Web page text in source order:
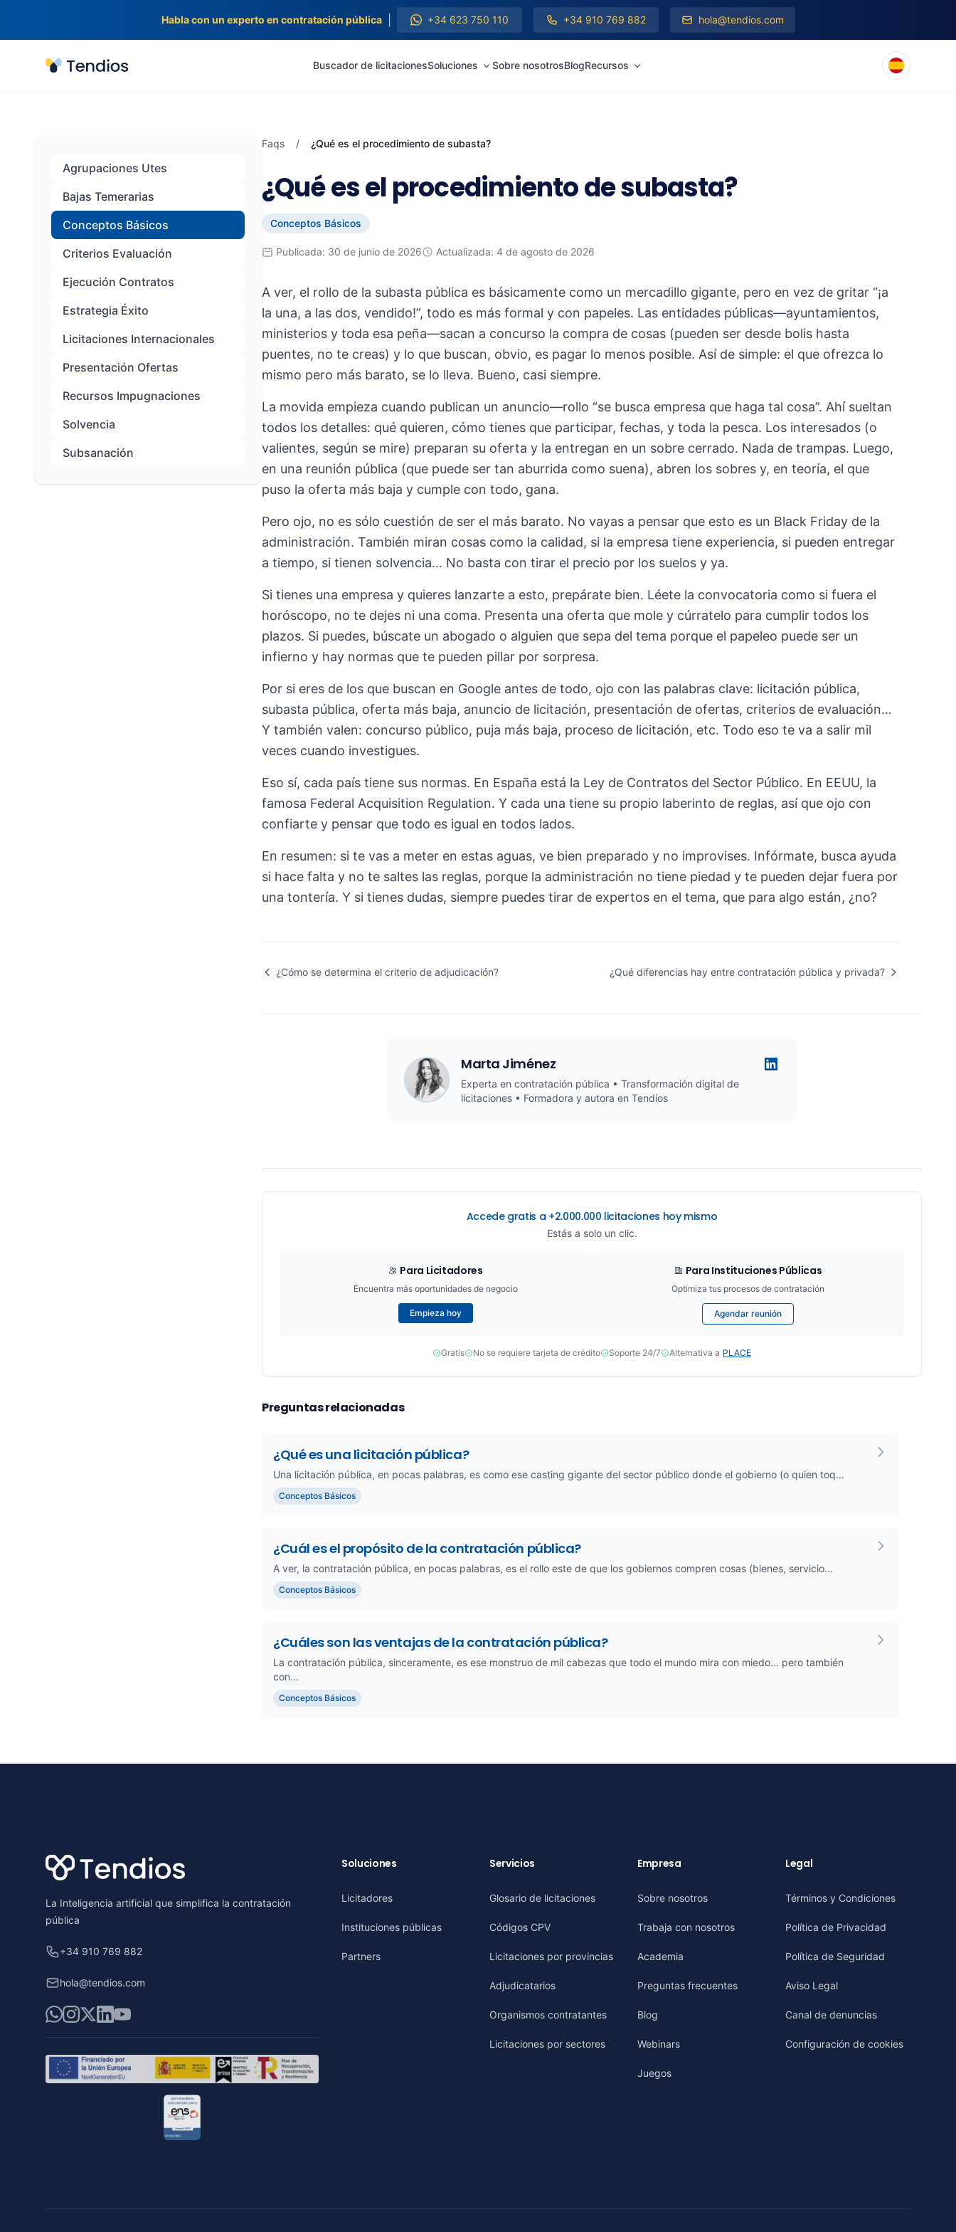
Habla con un experto en contratación pública +34 623 750 110 +34 910 769 882 hola@tendios.com
Tendios Buscador de licitacionesSoluciones Sobre nosotrosBlogRecursos
Agrupaciones Utes
Bajas Temerarias
Conceptos Básicos
Criterios Evaluación
Ejecución Contratos
Estrategia Éxito
Licitaciones Internacionales
Presentación Ofertas
Recursos Impugnaciones
Solvencia
Subsanación
Faqs / ¿Qué es el procedimiento de subasta?
¿Qué es el procedimiento de subasta?
Conceptos Básicos
Publicada: 30 de junio de 2026 Actualizada: 4 de agosto de 2026
A ver, el rollo de la subasta pública es básicamente como un mercadillo gigante, pero en vez de gritar “¡a
la una, a las dos, vendido!”, todo es más formal y con papeles. Las entidades públicas—ayuntamientos,
ministerios y toda esa peña—sacan a concurso la compra de cosas (pueden ser desde bolis hasta
puentes, no te creas) y lo que buscan, obvio, es pagar lo menos posible. Así de simple: el que ofrezca lo
mismo pero más barato, se lo lleva. Bueno, casi siempre.
La movida empieza cuando publican un anuncio—rollo “se busca empresa que haga tal cosa”. Ahí sueltan
todos los detalles: qué quieren, cómo tienes que participar, fechas, y toda la pesca. Los interesados (o
valientes, según se mire) preparan su oferta y la entregan en un sobre cerrado. Nada de trampas. Luego,
en una reunión pública (que puede ser tan aburrida como suena), abren los sobres y, en teoría, el que
puso la oferta más baja y cumple con todo, gana.
Pero ojo, no es sólo cuestión de ser el más barato. No vayas a pensar que esto es un Black Friday de la
administración. También miran cosas como la calidad, si la empresa tiene experiencia, si pueden entregar
a tiempo, si tienen solvencia… No basta con tirar el precio por los suelos y ya.
Si tienes una empresa y quieres lanzarte a esto, prepárate bien. Léete la convocatoria como si fuera el
horóscopo, no te dejes ni una coma. Presenta una oferta que mole y cúrratelo para cumplir todos los
plazos. Si puedes, búscate un abogado o alguien que sepa del tema porque el papeleo puede ser un
infierno y hay normas que te pueden pillar por sorpresa.
Por si eres de los que buscan en Google antes de todo, ojo con las palabras clave: licitación pública,
subasta pública, oferta más baja, anuncio de licitación, presentación de ofertas, criterios de evaluación…
Y también valen: concurso público, puja más baja, proceso de licitación, etc. Todo eso te va a salir mil
veces cuando investigues.
Eso sí, cada país tiene sus normas. En España está la Ley de Contratos del Sector Público. En EEUU, la
famosa Federal Acquisition Regulation. Y cada una tiene su propio laberinto de reglas, así que ojo con
confiarte y pensar que todo es igual en todos lados.
En resumen: si te vas a meter en estas aguas, ve bien preparado y no improvises. Infórmate, busca ayuda
si hace falta y no te saltes las reglas, porque la administración no tiene piedad y te pueden dejar fuera por
una tontería. Y si tienes dudas, siempre puedes tirar de expertos en el tema, que para algo están, ¿no?
¿Cómo se determina el criterio de adjudicación? ¿Qué diferencias hay entre contratación pública y privada?
Marta Jiménez
Experta en contratación pública • Transformación digital de
licitaciones • Formadora y autora en Tendios
Accede gratis a +2.000.000 licitaciones hoy mismo
Estás a solo un clic.
Para Licitadores
Encuentra más oportunidades de negocio
Empieza hoy
Para Instituciones Públicas
Optimiza tus procesos de contratación
Agendar reunión
Gratis No se requiere tarjeta de crédito Soporte 24/7 Alternativa a PLACE
Preguntas relacionadas
¿Qué es una licitación pública?
Una licitación pública, en pocas palabras, es como ese casting gigante del sector público donde el gobierno (o quien toq...
Conceptos Básicos
¿Cuál es el propósito de la contratación pública?
A ver, la contratación pública, en pocas palabras, es el rollo este de que los gobiernos compren cosas (bienes, servicio...
Conceptos Básicos
¿Cuáles son las ventajas de la contratación pública?
La contratación pública, sinceramente, es ese monstruo de mil cabezas que todo el mundo mira con miedo… pero también
con...
Conceptos Básicos
La Inteligencia artificial que simplifica la contratación
pública
+34 910 769 882
hola@tendios.com
WhatsApp
Instagram
X LinkedIn
YouTube
Soluciones
Licitadores
Instituciones públicas
Partners
Servicios
Glosario de licitaciones
Códigos CPV
Licitaciones por provincias
Adjudicatarios
Organismos contratantes
Licitaciones por sectores
Empresa
Sobre nosotros
Trabaja con nosotros
Academia
Preguntas frecuentes
Blog
Webinars
Juegos
Legal
Términos y Condiciones
Política de Privacidad
Política de Seguridad
Aviso Legal
Canal de denuncias
Configuración de cookies